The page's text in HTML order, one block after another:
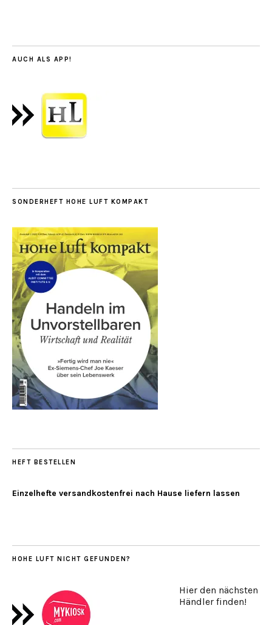
AUCH ALS APP!
SONDERHEFT HOHE LUFT KOMPAKT
HEFT BESTELLEN
Einzelhefte versandkostenfrei nach Hause liefern lassen
HOHE LUFT NICHT GEFUNDEN?
Hier den nächsten
Händler finden!